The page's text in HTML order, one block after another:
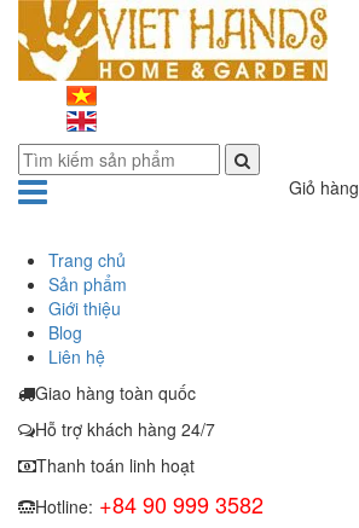
Giỏ hàng
Trang chủ
Sản phẩm
Giới thiệu
Blog
Liên hệ
Giao hàng toàn quốc
Hỗ trợ khách hàng 24/7
Thanh toán linh hoạt
Hotline: +84 90 999 3582